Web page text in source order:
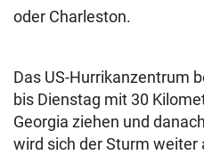
oder Charleston.
Das US-Hurrikanzentrum
bis Dienstag mit 30
Georgia ziehen und
wird sich der Sturm weiter